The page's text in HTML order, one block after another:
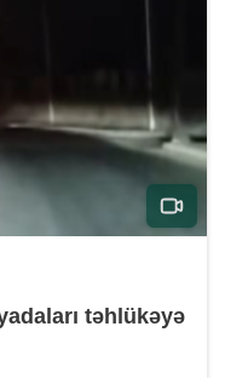
təhlükəyə